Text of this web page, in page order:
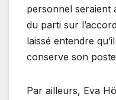
personnel seraient
du parti sur
laissé entendre
conserve son
Par ailleurs, Eva